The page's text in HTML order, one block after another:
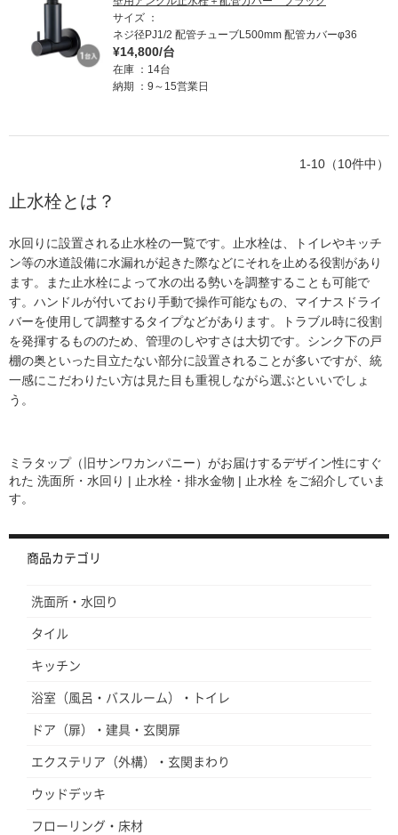
サイズ
ネジ径PJ1/2 配管チューブL500mm 配管カバーφ36
¥14,800/台
在庫
14台
納期
9～15営業日
1-10（10件中）
止水栓とは？
水回りに設置される止水栓の一覧です。止水栓は、トイレやキッチ
ン等の水道設備に水漏れが起きた際などにそれを止める役割があり
ます。また止水栓によって水の出る勢いを調整することも可能で
す。ハンドルが付いており手動で操作可能なもの、マイナスドライ
バーを使用して調整するタイプなどがあります。トラブル時に役割
を発揮するもののため、管理のしやすさは大切です。シンク下の戸
棚の奥といった目立たない部分に設置されることが多いですが、統
一感にこだわりたい方は見た目も重視しながら選ぶといいでしょ
う。
ミラタップ（旧サンワカンパニー）がお届けするデザイン性にすぐ
れた 洗面所・水回り | 止水栓・排水金物 | 止水栓 をご紹介していま
す。
商品カテゴリ
洗面所・水回り
タイル
キッチン
浴室（風呂・バスルーム）・トイレ
ドア（扉）・建具・玄関扉
エクステリア（外構）・玄関まわり
ウッドデッキ
フローリング・床材